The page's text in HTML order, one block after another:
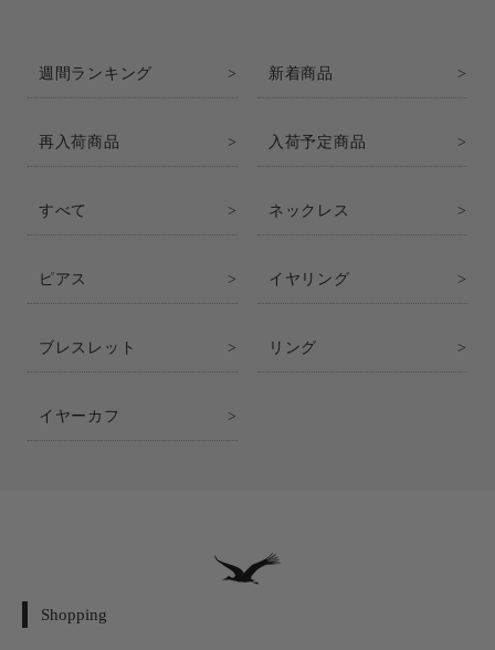
週間ランキング 新着商品
再入荷商品 入荷予定商品
すべて ネックレス
ピアス イヤリング
ブレスレット リング
イヤーカフ
Shopping